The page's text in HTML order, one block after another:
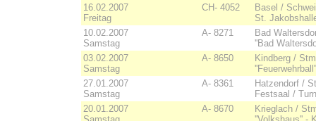
16.02.2007
Freitag
CH- 4052
Basel /
St.
10.02.2007
Samstag
A- 8271
Bad
''Bad
03.02.2007
Samstag
A- 8650
Kindberg /
27.01.2007
Samstag
A- 8361
Hatzendorf /
Festsaal /
20.01.2007
A- 8670
Krieglach /